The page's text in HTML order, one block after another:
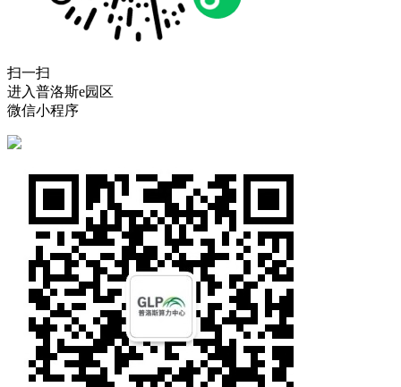
扫一扫
进入普洛斯e园区
微信小程序